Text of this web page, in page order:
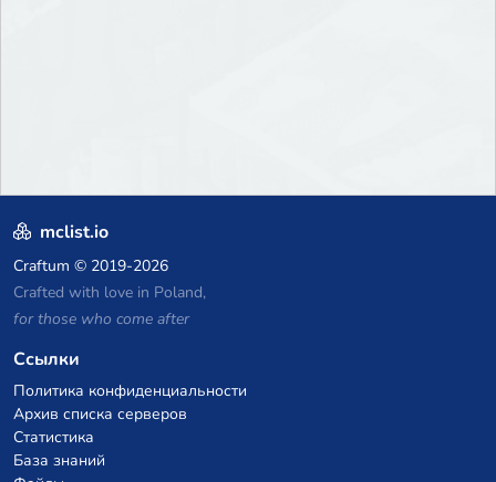
mclist.io
Craftum © 2019-2026
Crafted with love in Poland,
for those who come after
Ссылки
Политика конфиденциальности
Архив списка серверов
Статистика
База знаний